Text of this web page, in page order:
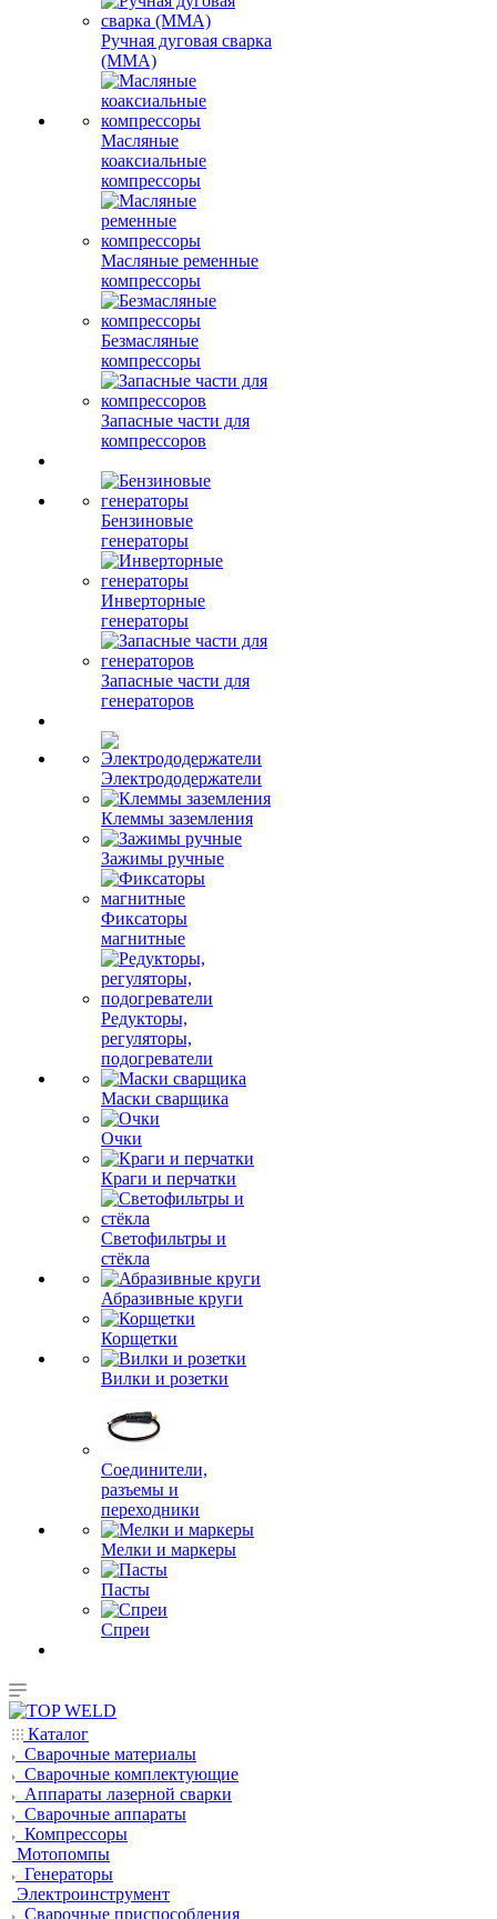
Ручная дуговая сварка
(MMA)
Масляные
коаксиальные
компрессоры
Масляные ременные
компрессоры
Безмасляные
компрессоры
Запасные части для
компрессоров
Бензиновые
генераторы
Инверторные
генераторы
Запасные части для
генераторов
Электрододержатели
Клеммы заземления
Зажимы ручные
Фиксаторы
магнитные
Редукторы,
регуляторы,
подогреватели
Маски сварщика
Очки
Краги и перчатки
Светофильтры и
стёкла
Абразивные круги
Корщетки
Вилки и розетки
Соединители,
разъемы и
переходники
Мелки и маркеры
Пасты
Спреи
Каталог
Сварочные материалы
Сварочные комплектующие
Аппараты лазерной сварки
Сварочные аппараты
Компрессоры
Мотопомпы
Генераторы
Электроинструмент
Сварочные приспособления